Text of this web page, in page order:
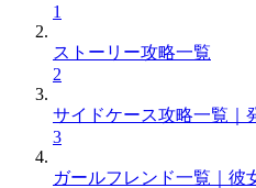
1
ストーリー攻略一覧
2
サイドケース攻略一覧｜
3
ガールフレンド一覧｜彼